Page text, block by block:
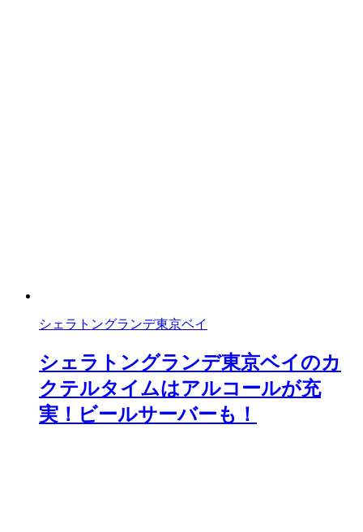
シェラトングランデ東京ベイ
シェラトングランデ東京ベイのカ
クテルタイムはアルコールが充
実！ビールサーバーも！